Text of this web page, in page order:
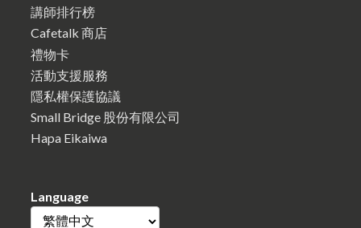
講師排行榜
Cafetalk 商店
禮物卡
活動支援服務
隱私權保護協議
Small Bridge 股份有限公司
Hapa Eikaiwa
Language